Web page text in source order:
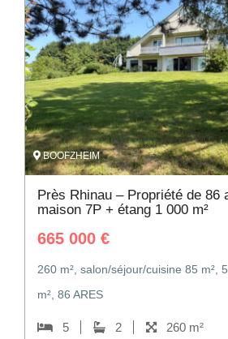
BOOFZHEIM
Près Rhinau – Propriété de 86
maison 7P + étang 1 000 m²
665 000 €
260 m², salon/séjour/cuisine 85 m²,
m², 86 ARES
5 2 260 m²